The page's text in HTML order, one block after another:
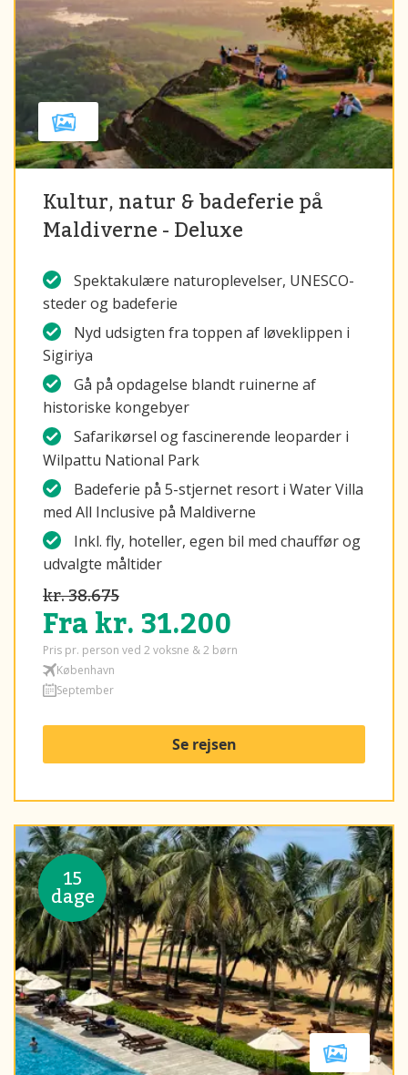
Kultur, natur & badeferie på
Maldiverne - Deluxe
Spektakulære naturoplevelser, UNESCO-
steder og badeferie
Nyd udsigten fra toppen af løveklippen i
Sigiriya
Gå på opdagelse blandt ruinerne af
historiske kongebyer
Safarikørsel og fascinerende leoparder i
Wilpattu National Park
Badeferie på 5-stjernet resort i Water Villa
med All Inclusive på Maldiverne
Inkl. fly, hoteller, egen bil med chauffør og
udvalgte måltider
kr. 38.675
Fra kr. 31.200
Pris pr. person ved 2 voksne & 2 børn
København
September
Se rejsen
15
dage